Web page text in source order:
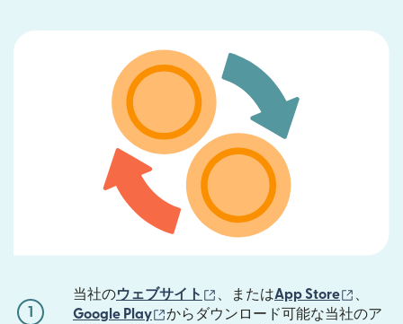
1
当社のウェブサイト （別ウィンドウで開きます）
、またはApp Store
、
Google Play
（別ウィンドウで開きます）
からダウンロード可能な当社のア